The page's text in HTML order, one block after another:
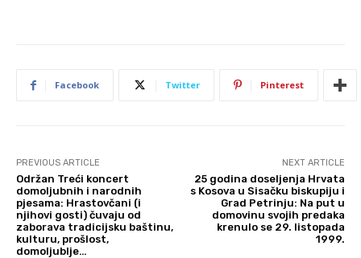
Facebook Twitter Pinterest
PREVIOUS ARTICLE
Održan Treći koncert
domoljubnih i narodnih
pjesama: Hrastovčani (i
njihovi gosti) čuvaju od
zaborava tradicijsku baštinu,
kulturu, prošlost,
domoljublje…
NEXT ARTICLE
25 godina doseljenja Hrvata
s Kosova u Sisačku biskupiju i
Grad Petrinju: Na put u
domovinu svojih predaka
krenulo se 29. listopada
1999.